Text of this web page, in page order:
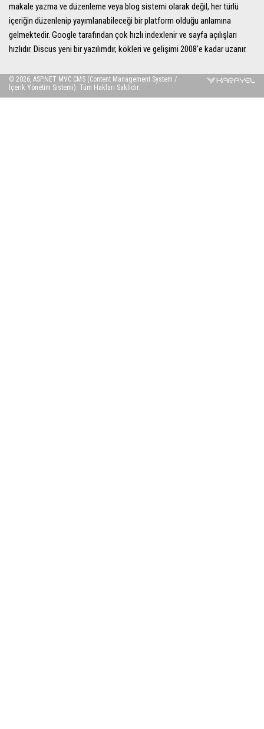
makale yazma ve düzenleme veya blog sistemi olarak değil, her türlü
içeriğin düzenlenip yayımlanabileceği bir platform olduğu anlamına
gelmektedir. Google tarafından çok hızlı indexlenir ve sayfa açılışları
hızlıdır. Discus yeni bir yazılımdır, kökleri ve gelişimi 2008'e kadar uzanır.
© 2026, ASP.NET MVC CMS (Content Management System /
İçerik Yönetim Sistemi). Tüm Hakları Saklıdır.